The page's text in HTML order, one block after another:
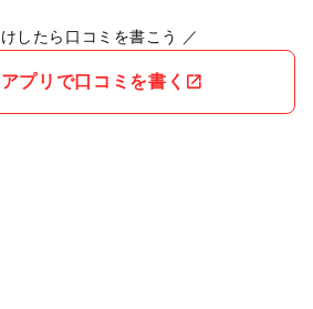
したら口コミを書こう ／
プリで口コミを書く